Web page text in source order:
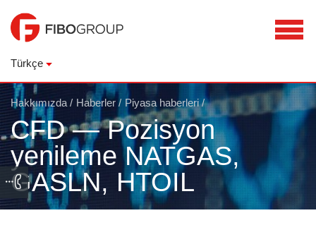
Türkçe
Hakkımızda / Haberler / Piyasa haberleri/
CFD — Pozisyon
yenileme NATGAS,
GASLN, HTOIL